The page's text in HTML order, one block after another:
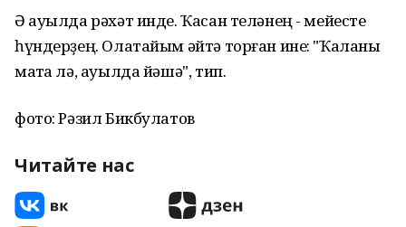
Ә ауылда рәхәт инде. Ҡасан теләнең - мейесте
һүндерҙең. Олатайым әйтә торған ине: "Ҡаланы
маҡта лә, ауылда йәшә", тип.
фото: Рәзил Бикбулатов
Читайте нас